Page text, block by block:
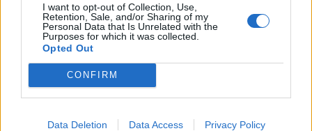
I want to opt-out of Collection, Use,
Retention, Sale, and/or Sharing of my
Personal Data that Is Unrelated with the
Purposes for which it was collected.
Opted Out
CONFIRM
Data Deletion Data Access Privacy Policy
pasirodyti